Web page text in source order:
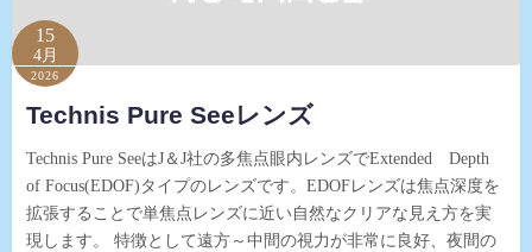
15
4月
2026
Technis Pure Seeレンズ
Technis Pure SeeはJ＆J社の多焦点眼内レンズでExtended Depth
of Focus(EDOF)タイプのレンズです。EDOFレンズは焦点深度を
拡張することで単焦点レンズに近い自然なクリアな見え方を実
現します。 特徴として遠方～中間の視力が非常に良好、夜間の